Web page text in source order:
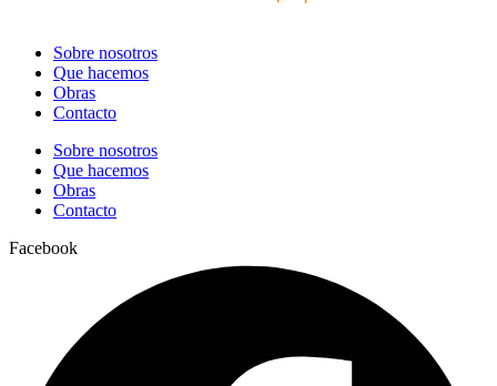
Sobre nosotros
Que hacemos
Obras
Contacto
Sobre nosotros
Que hacemos
Obras
Contacto
Facebook